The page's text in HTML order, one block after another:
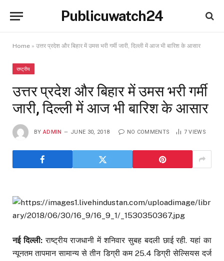
Publicuwatch24
Home » उत्तर प्रदेश और बिहार में उमस भरी गर्मी जारी, दिल्ली में आज भी बारिश के आसार
राष्ट्रीय
उत्तर प्रदेश और बिहार में उमस भरी गर्मी
जारी, दिल्ली में आज भी बारिश के आसार
BY ADMIN JUNE 30, 2018 NO COMMENTS 7VIEWS
नई दिल्ली:राष्ट्रीय राजधानी में शनिवार सुबह बदली छाई रही. यहां का
न्यूनतम तापमान सामान्य से तीन डिग्री कम 25.4 डिग्री सेल्सियस दर्ज